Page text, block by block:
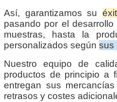
Así, garantizamos su
pasando por el
muestras, hasta la
personalizados según sus
Nuestro equipo de
productos de principio a
entregan sus
retrasos y costes